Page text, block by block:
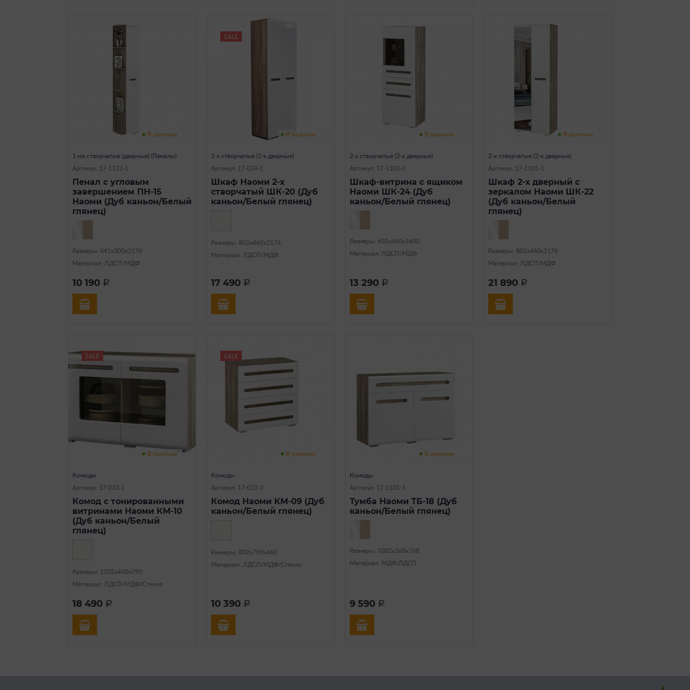
В наличии
1-но створчатые (дверные) (Пеналы)
Артикул: 17-1123-1
Пенал с угловым
завершением ПН-15
Наоми (Дуб каньон/Белый
глянец)
Размеры: 441х300х2176
Материал: ЛДСП/МДФ
10 190 a
SALE
В наличии
2-х створчатые (2-х дверные)
Артикул: 17-024-1
Шкаф Наоми 2-х
створчатый ШК-20 (Дуб
каньон/Белый глянец)
Размеры: 802х460х2176
Материал: ЛДСП/МДФ
17 490 a
В наличии
2-х створчатые (2-х дверные)
Артикул: 17-1103-1
Шкаф-витрина с ящиком
Наоми ШК-24 (Дуб
каньон/Белый глянец)
Размеры: 602х460х1600
Материал: ЛДСП/МДФ
13 290 a
В наличии
2-х створчатые (2-х дверные)
Артикул: 17-1105-1
Шкаф 2-х дверный с
зеркалом Наоми ШК-22
(Дуб каньон/Белый
глянец)
Размеры: 802х460х2176
Материал: ЛДСП/МДФ
21 890 a
SALE
В наличии
Комоды
Артикул: 17-023-1
Комод с тонированными
витринами Наоми КМ-10
(Дуб каньон/Белый
глянец)
Размеры: 1202х460х790
Материал: ЛДСП/МДФ/Стекло
18 490 a
SALE
В наличии
Комоды
Артикул: 17-023-2
Комод Наоми КМ-09 (Дуб
каньон/Белый глянец)
Размеры: 802х790х460
Материал: ЛДСП/МДФ/Стекло
10 390 a
В наличии
Комоды
Артикул: 17-1101-1
Тумба Наоми ТБ-18 (Дуб
каньон/Белый глянец)
Размеры: 1002х368х768
Материал: МДФ/ЛДСП
9 590 a